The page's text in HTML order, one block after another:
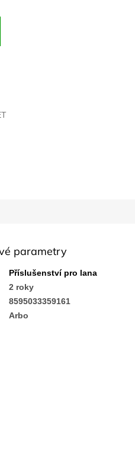
parametry
Příslušenství pro lana
2 roky
8595033359161
Arbo